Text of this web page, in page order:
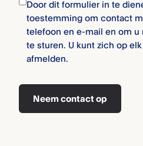
Door dit formulier in te
toestemming om contact
telefoon en e-mail en om
te sturen. U kunt zich op
afmelden.
Neem contact op